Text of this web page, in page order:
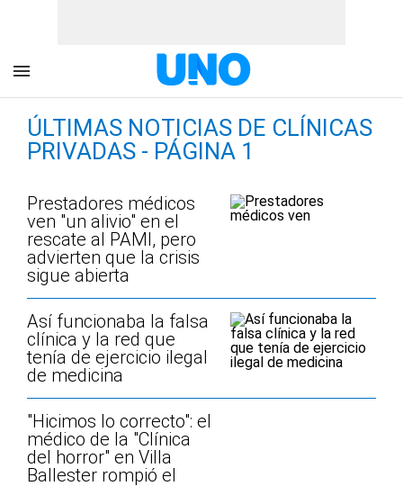
ÚLTIMAS NOTICIAS DE CLÍNICAS
PRIVADAS - PÁGINA 1
Prestadores médicos
ven "un alivio" en el
rescate al PAMI, pero
advierten que la crisis
sigue abierta
Así funcionaba la falsa
clínica y la red que
tenía de ejercicio ilegal
de medicina
"Hicimos lo correcto": el
médico de la "Clínica
del horror" en Villa
Ballester rompió el